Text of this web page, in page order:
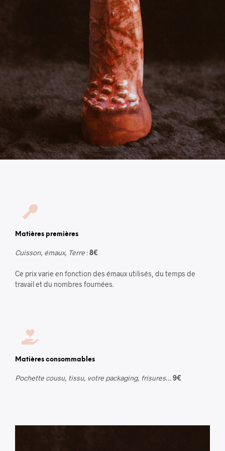
Matières premières
Cuisson, émaux, Terre:8€
Ce prix varie en fonction des émaux utilisés, du temps de
travail et du nombres fournées.
Matières consommables
Pochette cousu, tissu, votre packaging, frisures…9€